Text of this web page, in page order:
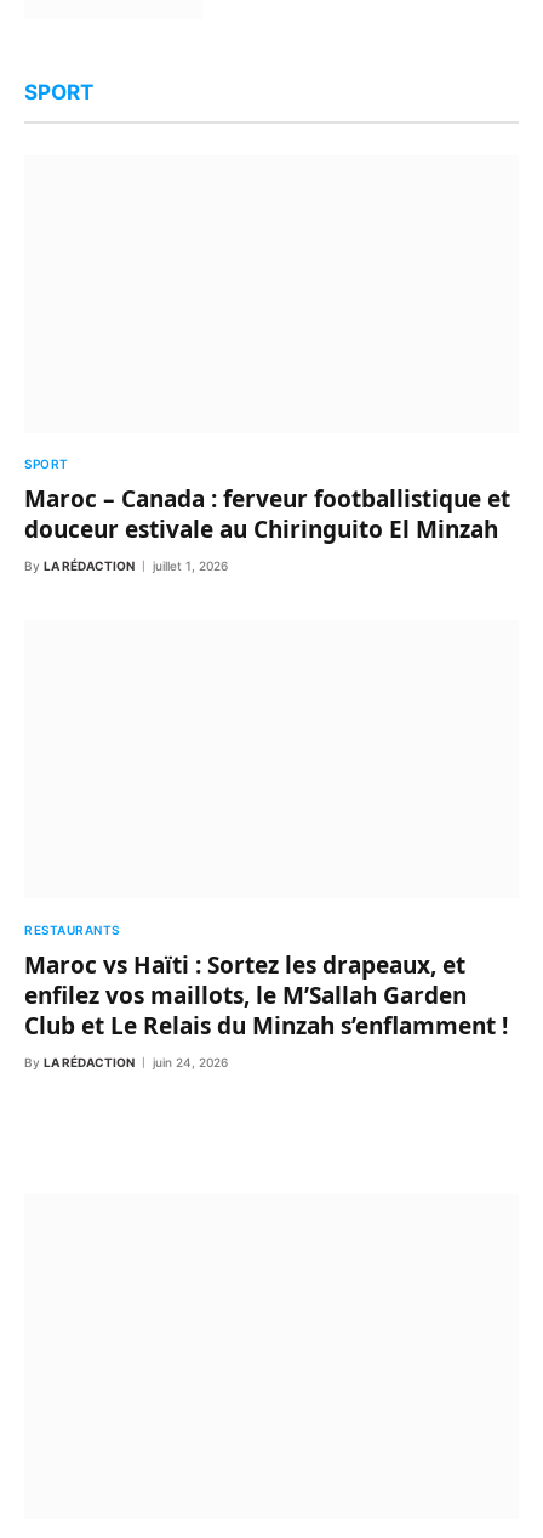
SPORT
SPORT
Maroc – Canada : ferveur footballistique et
douceur estivale au Chiringuito El Minzah
By LA RÉDACTION juillet 1, 2026
RESTAURANTS
Maroc vs Haïti : Sortez les drapeaux, et
enfilez vos maillots, le M’Sallah Garden
Club et Le Relais du Minzah s’enflamment !
By LA RÉDACTION juin 24, 2026